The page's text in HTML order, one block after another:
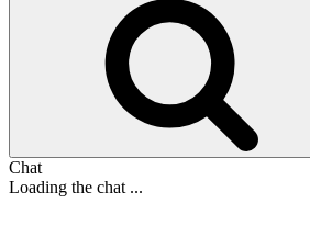
Chat
Loading the chat ...